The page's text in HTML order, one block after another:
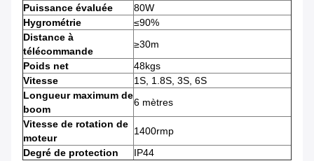
Puissance évaluée
80W
Hygrométrie
≤90%
Distance à
télécommande
≥30m
Poids net
48kgs
Vitesse
1S, 1.8S, 3S, 6S
Longueur maximum de
boom
6 mètres
Vitesse de rotation de
moteur
1400rmp
Degré de protection
IP44